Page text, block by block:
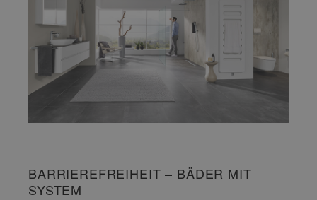
BARRIEREFREIHEIT – BÄDER MIT
SYSTEM